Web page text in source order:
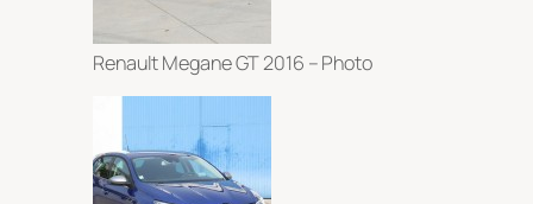
Renault Megane GT 2016 – Photo